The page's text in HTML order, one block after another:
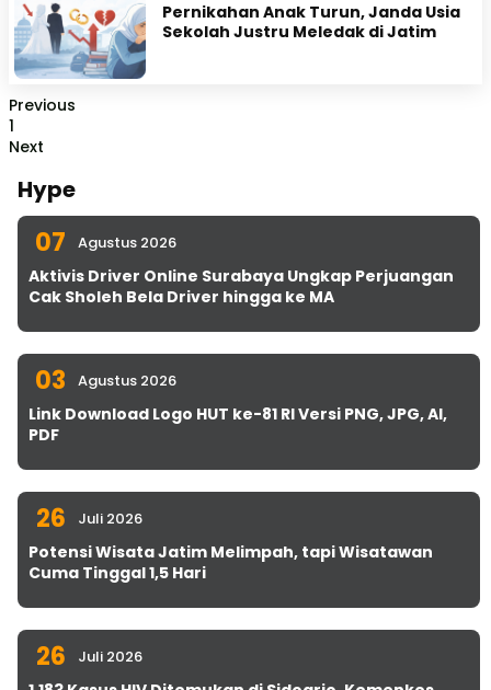
Pernikahan Anak Turun, Janda Usia
Sekolah Justru Meledak di Jatim
Previous
1
Next
Hype
07 Agustus 2026
Aktivis Driver Online Surabaya Ungkap Perjuangan
Cak Sholeh Bela Driver hingga ke MA
03 Agustus 2026
Link Download Logo HUT ke-81 RI Versi PNG, JPG, AI,
PDF
26 Juli 2026
Potensi Wisata Jatim Melimpah, tapi Wisatawan
Cuma Tinggal 1,5 Hari
26 Juli 2026